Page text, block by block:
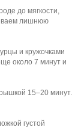
до мягкости,
лишнюю
и кружочками
около 7 минут и
15–20 минут.
густой